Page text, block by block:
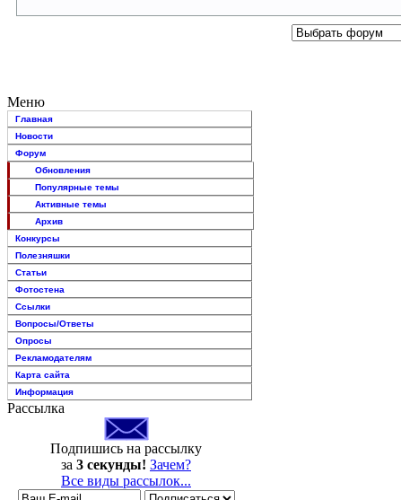
Меню
Главная
Новости
Форум
Обновления
Популярные темы
Активные темы
Архив
Конкурсы
Полезняшки
Статьи
Фотостена
Ссылки
Вопросы/Ответы
Опросы
Рекламодателям
Карта сайта
Информация
Рассылка
Подпишись на рассылку
за 3 секунды! Зачем?
Все виды рассылок...